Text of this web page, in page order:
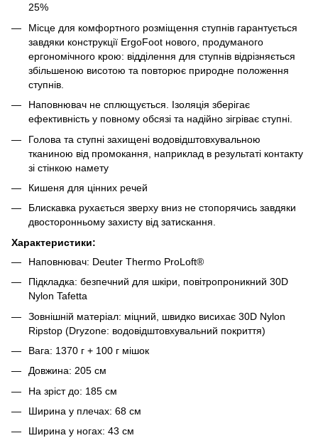
25%
Місце для комфортного розміщення ступнів гарантується
завдяки конструкції ErgoFoot нового, продуманого
ергономічного крою: відділення для ступнів відрізняється
збільшеною висотою та повторює природне положення
ступнів.
Наповнювач не сплющується. Ізоляція зберігає
ефективність у повному обсязі та надійно зігріває ступні.
Голова та ступні захищені водовідштовхувальною
тканиною від промокання, наприклад в результаті контакту
зі стінкою намету
Кишеня для цінних речей
Блискавка рухається зверху вниз не стопорячись завдяки
двосторонньому захисту від затискання.
Характеристики:
Наповнювач: Deuter Thermo ProLoft®
Підкладка: безпечний для шкіри, повітропроникний 30D
Nylon Tafetta
Зовнішній матеріал: міцний, швидко висихає 30D Nylon
Ripstop (Dryzone: водовідштовхувальний покриття)
Вага: 1370 г + 100 г мішок
Довжина: 205 см
На зріст до: 185 см
Ширина у плечах: 68 см
Ширина у ногах: 43 см